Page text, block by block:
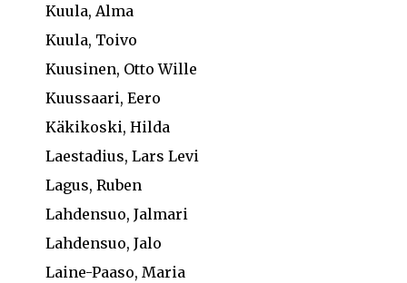
Kuula, Alma
Kuula, Toivo
Kuusinen, Otto Wille
Kuussaari, Eero
Käkikoski, Hilda
Laestadius, Lars Levi
Lagus, Ruben
Lahdensuo, Jalmari
Lahdensuo, Jalo
Laine-Paaso, Maria